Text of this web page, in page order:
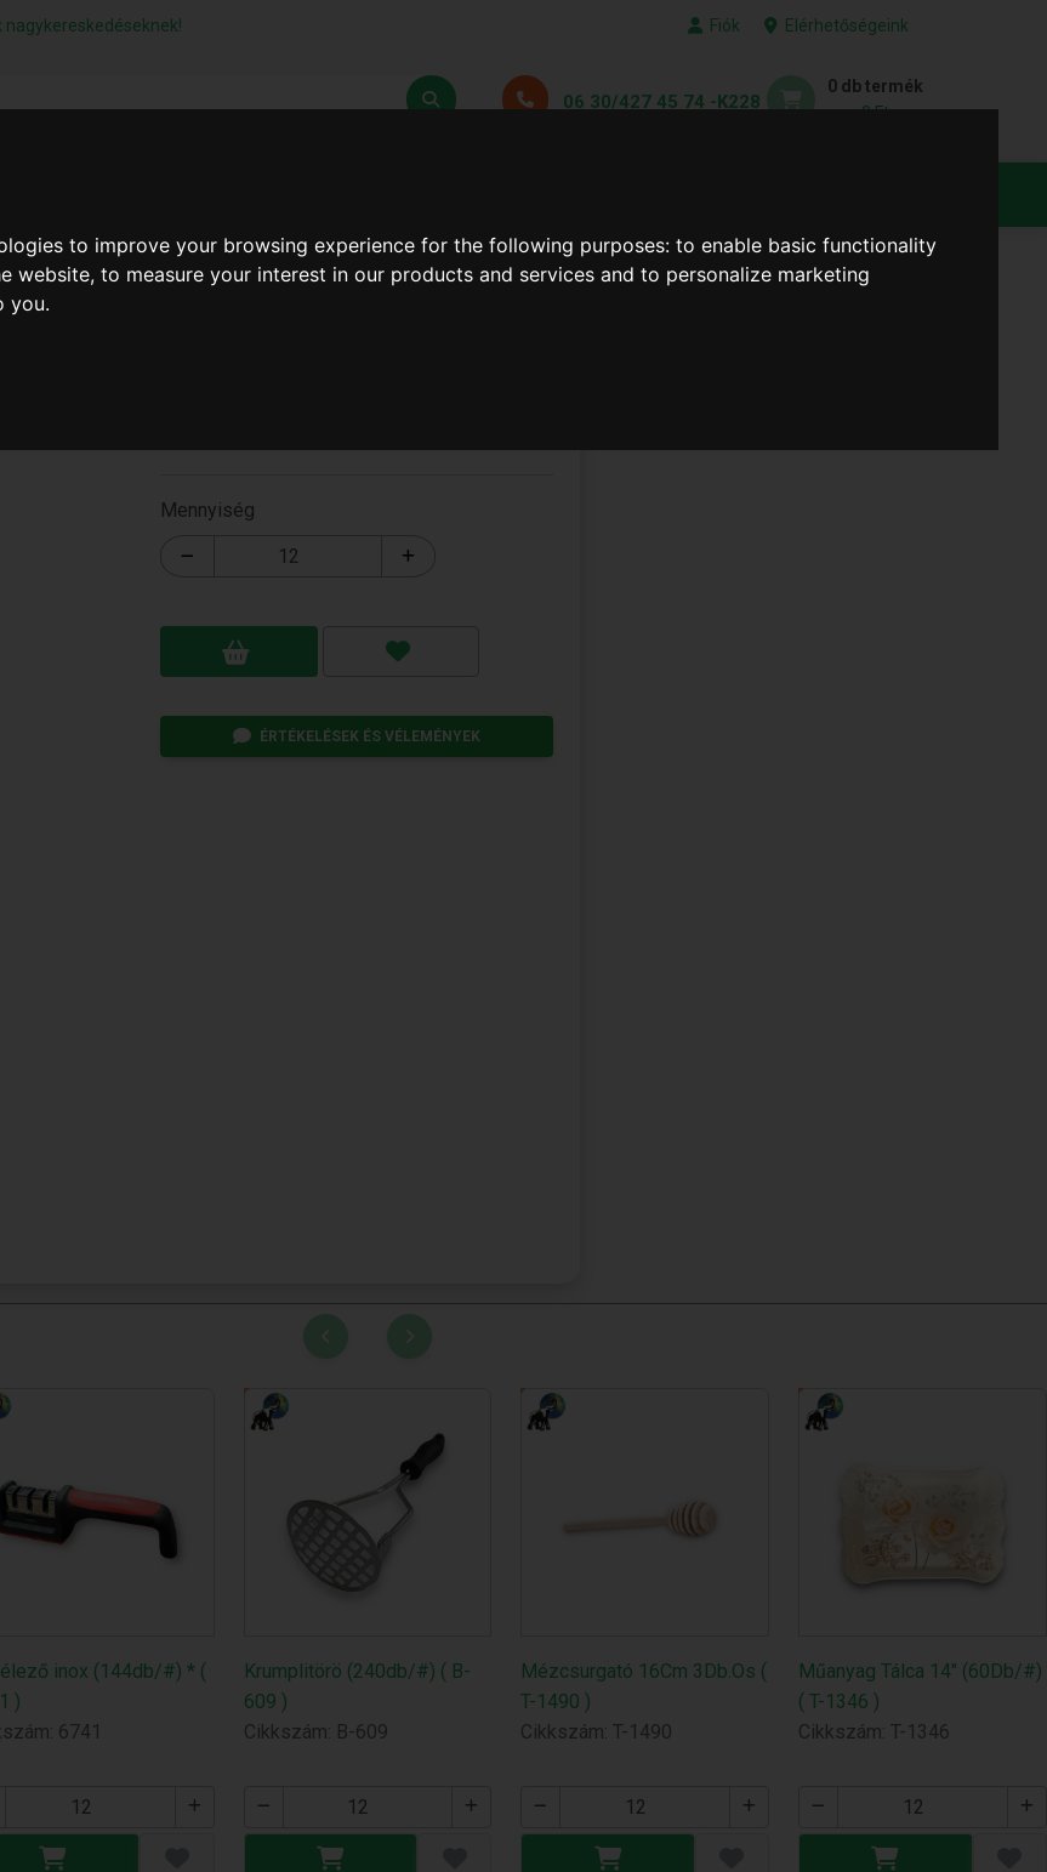
to improve your browsing experience for the following purposes:to enable basic functionality
website,to measure your interest in our products and services and to personalize marketing
you.
nagykereskedéseknek! Fiók Elérhetőségeink
06 30/427 45 74 -K228
0 db termék
0 Ft
Mennyiség
ÉRTÉKELÉSEK ÉS VÉLEMÉNYEK
inox (144db/#) * (
)
6741
Krumplitörö (240db/#) ( B-
609 )
Cikkszám: B-609
Mézcsurgató 16Cm 3Db.Os (
T-1490 )
Cikkszám: T-1490
Műanyag Tálca 14" (60Db/#)
( T-1346 )
Cikkszám: T-1346